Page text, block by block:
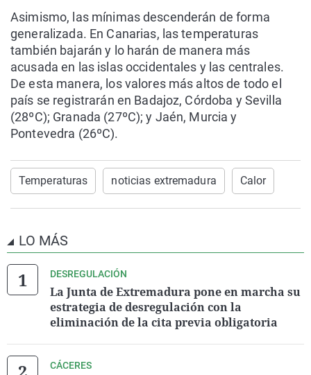
Asimismo, las mínimas descenderán de forma
generalizada. En Canarias, las temperaturas
también bajarán y lo harán de manera más
acusada en las islas occidentales y las centrales.
De esta manera, los valores más altos de todo el
país se registrarán en Badajoz, Córdoba y Sevilla
(28ºC); Granada (27ºC); y Jaén, Murcia y
Pontevedra (26ºC).
Temperaturas noticias extremadura Calor
LO MÁS
DESREGULACIÓN
La Junta de Extremadura pone en marcha su
estrategia de desregulación con la
eliminación de la cita previa obligatoria
CÁCERES